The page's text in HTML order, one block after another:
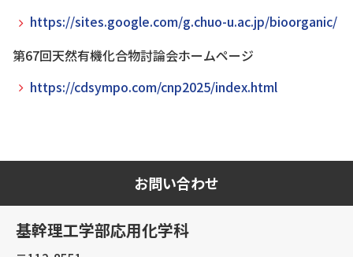
https://sites.google.com/g.chuo-u.ac.jp/bioorganic/
第67回天然有機化合物討論会ホームページ
https://cdsympo.com/cnp2025/index.html
お問い合わせ
基幹理工学部応用化学科